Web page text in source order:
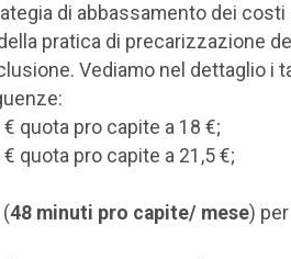
di abbassamento dei costi
pratica di precarizzazione
Vediamo nel dettaglio i
quota pro capite a 18 €;
quota pro capite a 21,5 €;
48 minuti pro capite/ mese)